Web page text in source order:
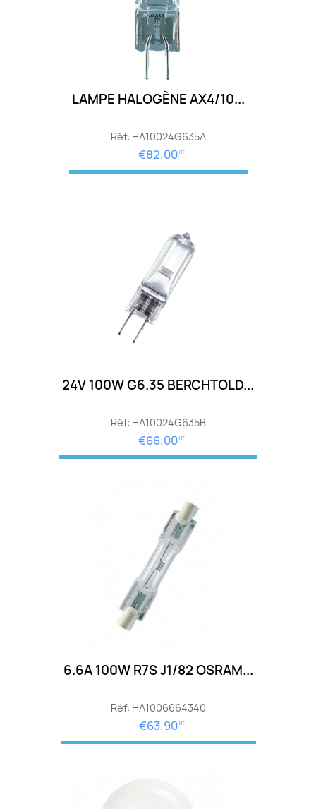
LAMPE HALOGÈNE AX4/10...
Réf: HA10024G635A
€82.00 HT
24V 100W G6.35 BERCHTOLD...
Réf: HA10024G635B
€66.00 HT
6.6A 100W R7S J1/82 OSRAM...
Réf: HA1006664340
€63.90 HT